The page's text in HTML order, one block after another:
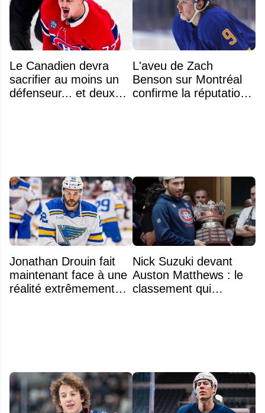
Le Canadien devra
sacrifier au moins un
défenseur... et deux
L'aveu de Zach
Benson sur Montréal
confirme la réputation
Jonathan Drouin fait
maintenant face à une
réalité extrêmement
Nick Suzuki devant
Auston Matthews : le
classement qui